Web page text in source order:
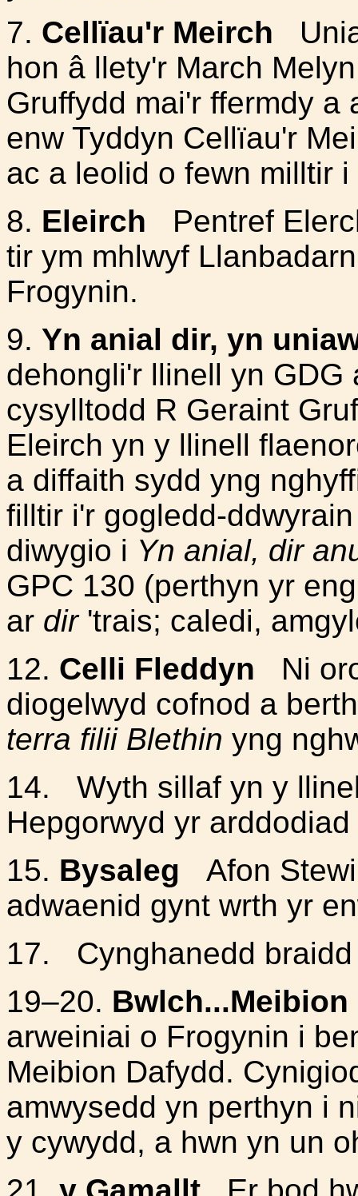
7. Cellïau'r Meirch
hon â llety'r March
Gruffydd mai'r ffermdy a
enw Tyddyn Cellïau'r
ac a leolid o fewn milltir
8. Eleirch
Pentref
tir ym mhlwyf
Frogynin.
9. Yn anial dir, yn
dehongli'r llinell yn
cysylltodd R Geraint
Eleirch yn y llinell
a diffaith sydd yng
filltir i'r gogledd-
diwygio i Yn anial, dir
GPC 130 (perthyn yr
ar dir'trais; caledi,
12. Celli Fleddyn
Ni
diogelwyd cofnod a
terra filii Blethin yng
14.
Wyth sillaf yn y
Hepgorwyd yr
15. Bysaleg
Afon
adwaenid gynt wrth yr
17.
Cynghanedd
19–20.
arweiniai o Frogynin i
Meibion Dafydd.
amwysedd yn perthyn i
y cywydd, a hwn yn un